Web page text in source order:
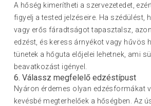
A hőség kimerítheti a szervezetedet,
figyelj a tested jelzéseire. Ha szédülést,
vagy erős fáradtságot tapasztalsz,
edzést, és keress árnyékot vagy hűvös
tünetek a hőguta előjelei lehetnek, ami
beavatkozást igényel.
6. Válassz megfelelő edzéstípust
Nyáron érdemes olyan edzésformákat
kevésbé megterhelőek a hőségben. Az